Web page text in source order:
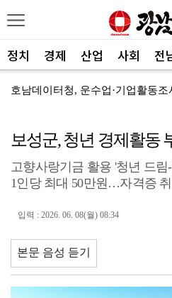
정치 경제 산업 사회 전
호남데이터청, 운수업·기업활동조
제주항공, 하반기 객실승무원 채용
김영호 "전남광주를 국내 최대
세계태권도한마당 순천서 열린다
광주FC, 레전드 예우 문화 뿌리내
전남도체육회, 유소년 스포츠 인
보성군, 청년 경제활동
고향사랑기금 활용 '청년 드림
1인당 최대 50만원…자격증
입력 : 2026. 06. 08(월) 08:34
본문 음성 듣기